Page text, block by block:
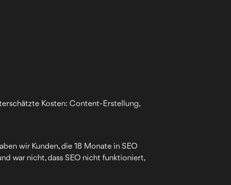
Kosten: Content-Erstellung,
wir Kunden, die 18 Monate in SEO
war nicht, dass SEO nicht funktioniert,